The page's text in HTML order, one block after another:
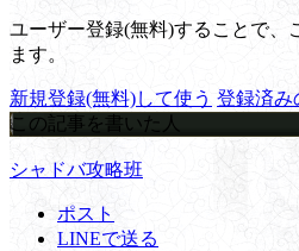
ユーザー登録(無料)することで、
ます。
新規登録(無料)して使う 登録済み
この記事を書いた人
シャドバ攻略班
ポスト
LINEで送る